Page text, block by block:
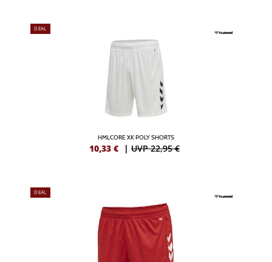
DEAL
HMLCORE XK POLY SHORTS
10,33 € | UVP 22,95 €
DEAL